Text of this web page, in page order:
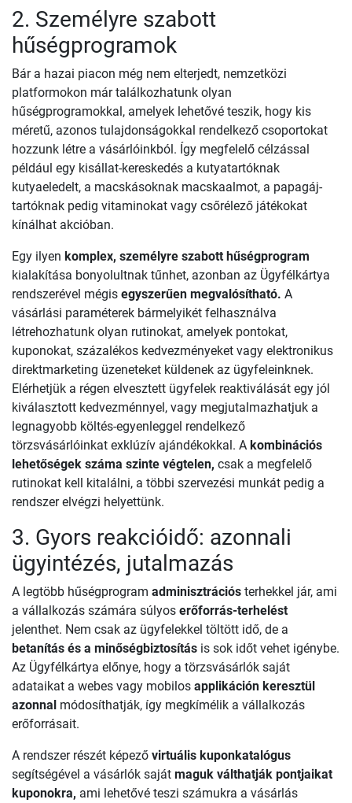
2. Személyre szabott
hűségprogramok
Bár a hazai piacon még nem elterjedt, nemzetközi
platformokon már találkozhatunk olyan
hűségprogramokkal, amelyek lehetővé teszik, hogy kis
méretű, azonos tulajdonságokkal rendelkező csoportokat
hozzunk létre a vásárlóinkból. Így megfelelő célzással
például egy kisállat-kereskedés a kutyatartóknak
kutyaeledelt, a macskásoknak macskaalmot, a papagáj-
tartóknak pedig vitaminokat vagy csőrélező játékokat
kínálhat akcióban.
Egy ilyen komplex, személyre szabott hűségprogram
kialakítása bonyolultnak tűnhet, azonban az Ügyfélkártya
rendszerével mégis egyszerűen megvalósítható. A
vásárlási paraméterek bármelyikét felhasználva
létrehozhatunk olyan rutinokat, amelyek pontokat,
kuponokat, százalékos kedvezményeket vagy elektronikus
direktmarketing üzeneteket küldenek az ügyfeleinknek.
Elérhetjük a régen elvesztett ügyfelek reaktiválását egy jól
kiválasztott kedvezménnyel, vagy megjutalmazhatjuk a
legnagyobb költés-egyenleggel rendelkező
törzsvásárlóinkat exklúzív ajándékokkal. A kombinációs
lehetőségek száma szinte végtelen, csak a megfelelő
rutinokat kell kitalálni, a többi szervezési munkát pedig a
rendszer elvégzi helyettünk.
3. Gyors reakcióidő: azonnali
ügyintézés, jutalmazás
A legtöbb hűségprogram adminisztrációs terhekkel jár, ami
a vállalkozás számára súlyos erőforrás-terhelést
jelenthet. Nem csak az ügyfelekkel töltött idő, de a
betanítás és a minőségbiztosítás is sok időt vehet igénybe.
Az Ügyfélkártya előnye, hogy a törzsvásárlók saját
adataikat a webes vagy mobilos applikáción keresztül
azonnal módosíthatják, így megkímélik a vállalkozás
erőforrásait.
A rendszer részét képező virtuális kuponkatalógus
segítségével a vásárlók saját maguk válthatják pontjaikat
kuponokra, ami lehetővé teszi számukra a vásárlás